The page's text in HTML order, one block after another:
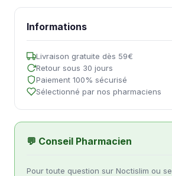
Informations
Livraison gratuite dès 59€
Retour sous 30 jours
Paiement 100% sécurisé
Sélectionné par nos pharmaciens
💬 Conseil Pharmacien
Pour toute question sur Noctislim ou